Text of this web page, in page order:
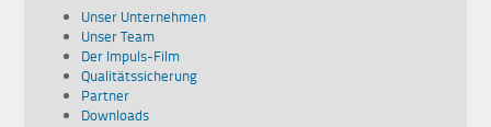
Unser Unternehmen
Unser Team
Der Impuls-Film
Qualitätssicherung
Partner
Downloads